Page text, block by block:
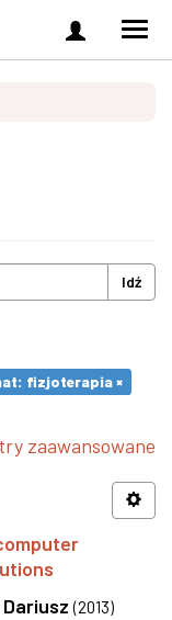
Zaloguj
się
Idź
fizjoterapia ×
zaawansowane
(2013)